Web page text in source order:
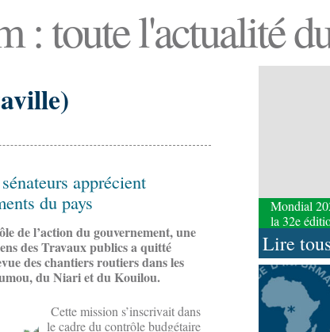
: toute l'actualité
apprécient
du pays
de l’action du gouvernement, une
des Travaux publics a quitté
des chantiers routiers dans les
du Niari et du Kouilou.
Cette mission s’inscrivait dans
le cadre du contrôle budgétaire
Mondial
la 32e
Lire